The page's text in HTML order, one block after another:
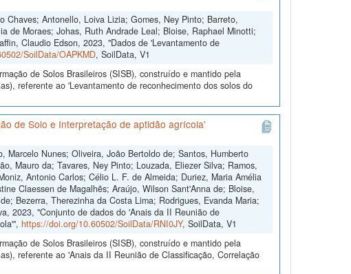
Antonello, Loiva Lizia; Gomes, Ney Pinto; Barreto,
de Moraes; Johas, Ruth Andrade Leal; Bloise, Raphael Minotti;
Claudio Edson, 2023, "Dados de 'Levantamento de
SoilData/OAPKMD, SoilData, V1
de Solos Brasileiros (SISB), construído e mantido pela
referente ao 'Levantamento de reconhecimento dos solos do
de Solo e Interpretação de aptidão agrícola'
Marcelo Nunes; Oliveira, João Bertoldo de; Santos, Humberto
Mauro da; Tavares, Ney Pinto; Louzada, Eliezer Silva; Ramos,
Antonio Carlos; Célio L. F. de Almeida; Duriez, Maria Amélia
Claessen de Magalhẽs; Araújo, Wilson Sant'Anna de; Bloise,
Bezerra, Therezinha da Costa Lima; Rodrigues, Evanda Maria;
2023, "Conjunto de dados do 'Anais da II Reunião de
https://doi.org/10.60502/SoilData/RNI0JY, SoilData, V1
de Solos Brasileiros (SISB), construído e mantido pela
referente ao 'Anais da II Reunião de Classificação, Correlação